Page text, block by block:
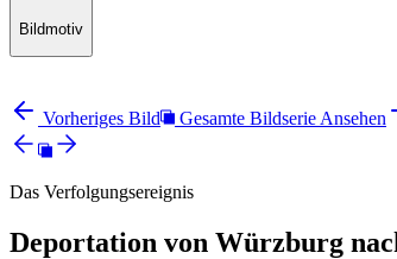
Bildmotiv
Vorheriges Bild Gesamte Bildserie Ansehen
Das Verfolgungsereignis
Deportation von Würzburg